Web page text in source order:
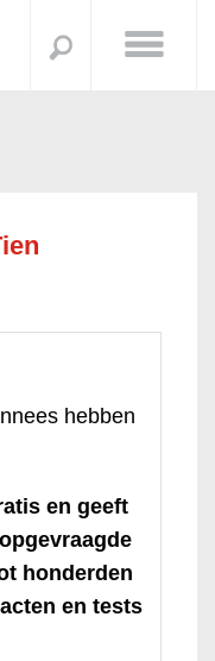
hebben
en geeft
honderden
en tests